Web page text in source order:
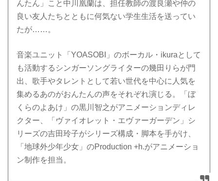
んたん」こと中川凰蘭は、担任教師の渡良瀬や仲の
良い友人たちとともに何気ない学生生活を送ってい
たが……。
音楽ユニット「YOASOBI」のボーカル・ikuraとして
も活動するシンガーソングライターの幾田りらが門
出、歌手やタレントとして若い世代を中心に人気を
集めるあのがおんたんの声をそれぞれ演じる。「ぼ
くらのよあけ」の黒川智之がアニメーションディレ
クター、「ヴァイオレット・エヴァーガーデン」シ
リーズの吉田玲子がシリーズ構成・脚本を手がけ、
「地球外少年少女」のProduction +h.がアニメーショ
ン制作を担当。